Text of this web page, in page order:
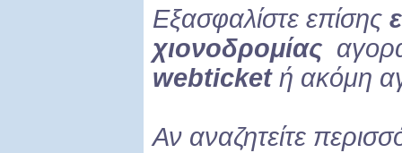
Εξασφαλίστε επίσης
χιονοδρομίας
webticket ή ακόμη
Αν αναζητείτε